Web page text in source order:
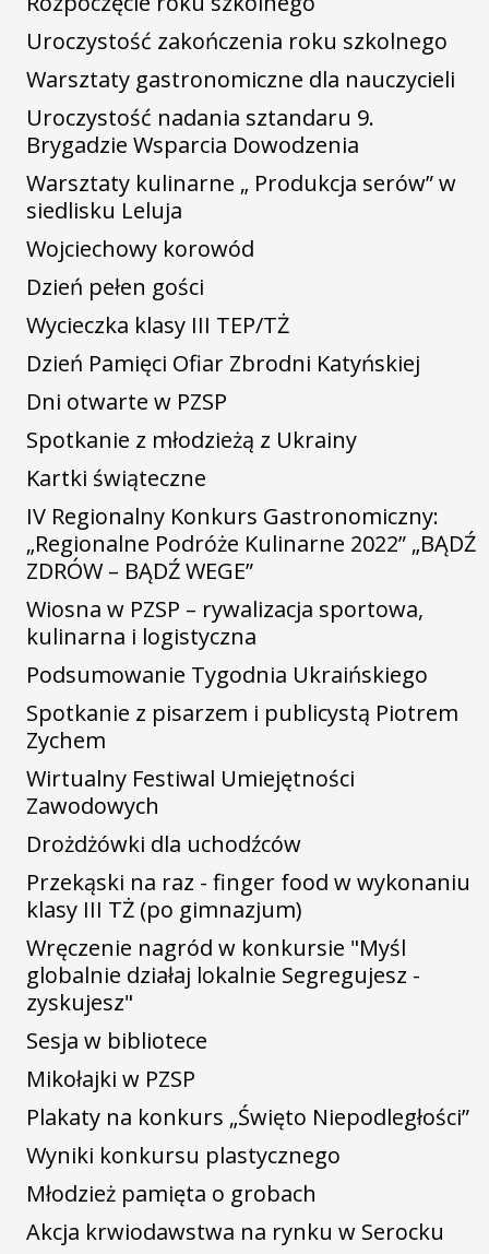
Uroczystość zakończenia roku szkolnego
Warsztaty gastronomiczne dla nauczycieli
Uroczystość nadania sztandaru 9.
Brygadzie Wsparcia Dowodzenia
Warsztaty kulinarne „ Produkcja serów” w
siedlisku Leluja
Wojciechowy korowód
Dzień pełen gości
Wycieczka klasy III TEP/TŻ
Dzień Pamięci Ofiar Zbrodni Katyńskiej
Dni otwarte w PZSP
Spotkanie z młodzieżą z Ukrainy
Kartki świąteczne
IV Regionalny Konkurs Gastronomiczny:
„Regionalne Podróże Kulinarne 2022” „BĄDŹ
ZDRÓW – BĄDŹ WEGE”
Wiosna w PZSP – rywalizacja sportowa,
kulinarna i logistyczna
Podsumowanie Tygodnia Ukraińskiego
Spotkanie z pisarzem i publicystą Piotrem
Zychem
Wirtualny Festiwal Umiejętności
Zawodowych
Drożdżówki dla uchodźców
Przekąski na raz - finger food w wykonaniu
klasy III TŻ (po gimnazjum)
Wręczenie nagród w konkursie "Myśl
globalnie działaj lokalnie Segregujesz -
zyskujesz"
Sesja w bibliotece
Mikołajki w PZSP
Plakaty na konkurs „Święto Niepodległości”
Wyniki konkursu plastycznego
Młodzież pamięta o grobach
Akcja krwiodawstwa na rynku w Serocku